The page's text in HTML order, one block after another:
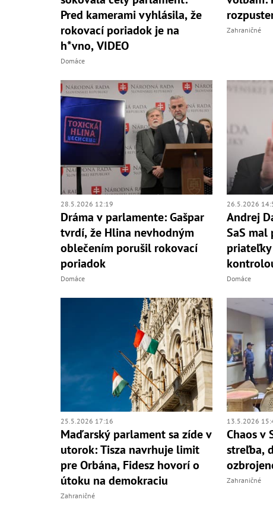
Pred kamerami vyhlásila, že
rokovací poriadok je na
h*vno, VIDEO
Domáce
Zahraničné
28.5.2026 12:19
Dráma v parlamente: Gašpar
tvrdí, že Hlina nevhodným
oblečením porušil rokovací
poriadok
Domáce
26.5.2026
Andrej
SaS mal
Domáce
25.5.2026 17:16
Maďarský parlament sa zíde v
utorok: Tisza navrhuje limit
pre Orbána, Fidesz hovorí o
útoku na demokraciu
Zahraničné
13.5.2026
Chaos v
streľba,
Zahraničné